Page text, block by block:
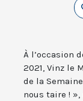
À l’occasion
2021, Vinz le
de la
nous taire !